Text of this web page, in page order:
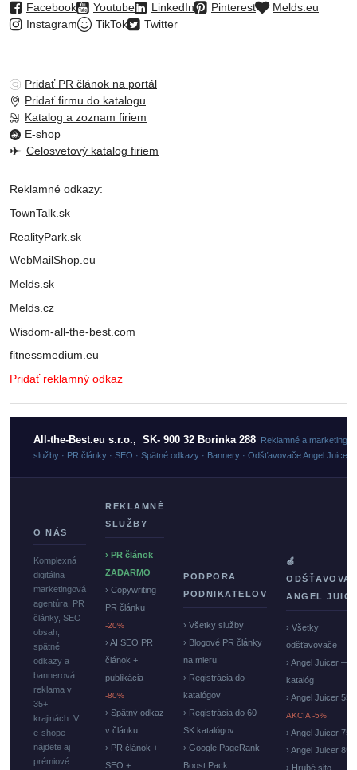
Facebook Youtube LinkedIn Pinterest
Melds.eu
Instagram
TikTok Twitter
Pridať PR článok na portál
Pridať firmu do katalogu
Katalog a zoznam firiem
E-shop
Celosvetový katalog firiem
Reklamné odkazy:
TownTalk.sk
RealityPark.sk
WebMailShop.eu
Melds.sk
Melds.cz
Wisdom-all-the-best.com
fitnessmedium.eu
Pridať reklamný odkaz
All-the-Best.eu s.r.o., SK- 900 32 Borinka 288| Reklamné a
služby · PR články · SEO · Spätné odkazy · Bannery · Odšťavovače Angel Juicer
O NÁS
Komplexná
digitálna
marketingová
agentúra. PR
články, SEO
obsah,
spätné
odkazy a
bannerová
reklama v
35+
krajinách. V
e-shope
nájdete aj
prémiové
REKLAMNÉ
SLUŽBY
› PR článok
ZADARMO
› Copywriting
PR článku
-20%
› AI SEO PR
článok +
publikácia
-80%
› Spätný odkaz
v článku
› PR článok +
SEO +
PODPORA
PODNIKATEĽOV
› Všetky služby
› Blogové PR články
na mieru
› Registrácia do
katalógov
› Registrácia do 60
SK katalógov
› Google PageRank
Boost Pack
🍏
ANGEL
› Všetky
odšťavovače
› Angel Juicer —
katalóg
› Angel Juicer
AKCIA -5%
› Angel Juicer
› Angel Juicer
› Hrubé sito